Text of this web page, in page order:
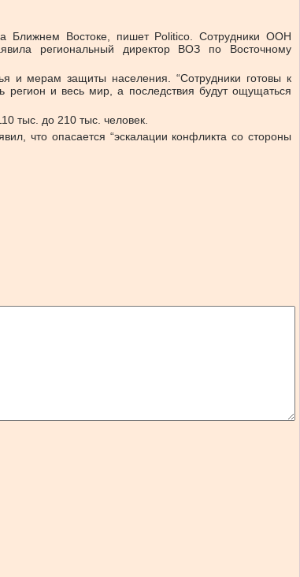
Ближнем Востоке, пишет Politico. Сотрудники ООН
региональный директор ВОЗ по Восточному
и мерам защиты населения. “Сотрудники готовы к
и весь мир, а последствия будут ощущаться
тыс. до 210 тыс. человек.
что опасается “эскалации конфликта со стороны